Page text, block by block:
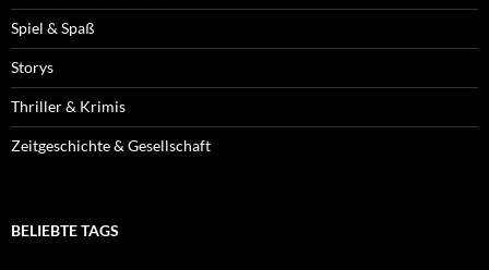
Spiel & Spaß
Storys
Thriller & Krimis
Zeitgeschichte & Gesellschaft
BELIEBTE TAGS